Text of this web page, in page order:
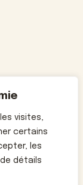
visites,
certains
les
détails